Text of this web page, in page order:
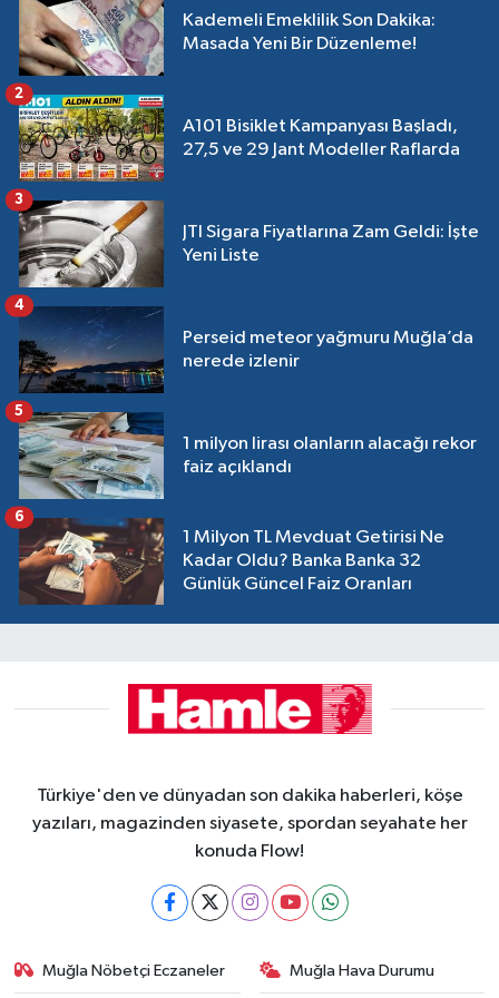
Kademeli Emeklilik Son Dakika:
Masada Yeni Bir Düzenleme!
A101 Bisiklet Kampanyası Başladı,
27,5 ve 29 Jant Modeller Raflarda
2
JTI Sigara Fiyatlarına Zam Geldi: İşte
Yeni Liste
3
Perseid meteor yağmuru Muğla’da
nerede izlenir
4
1 milyon lirası olanların alacağı rekor
faiz açıklandı
5
1 Milyon TL Mevduat Getirisi Ne
Kadar Oldu? Banka Banka 32
Günlük Güncel Faiz Oranları
6
Türkiye'den ve dünyadan son dakika haberleri, köşe
yazıları, magazinden siyasete, spordan seyahate her
konuda Flow!
Muğla Nöbetçi Eczaneler Muğla Hava Durumu